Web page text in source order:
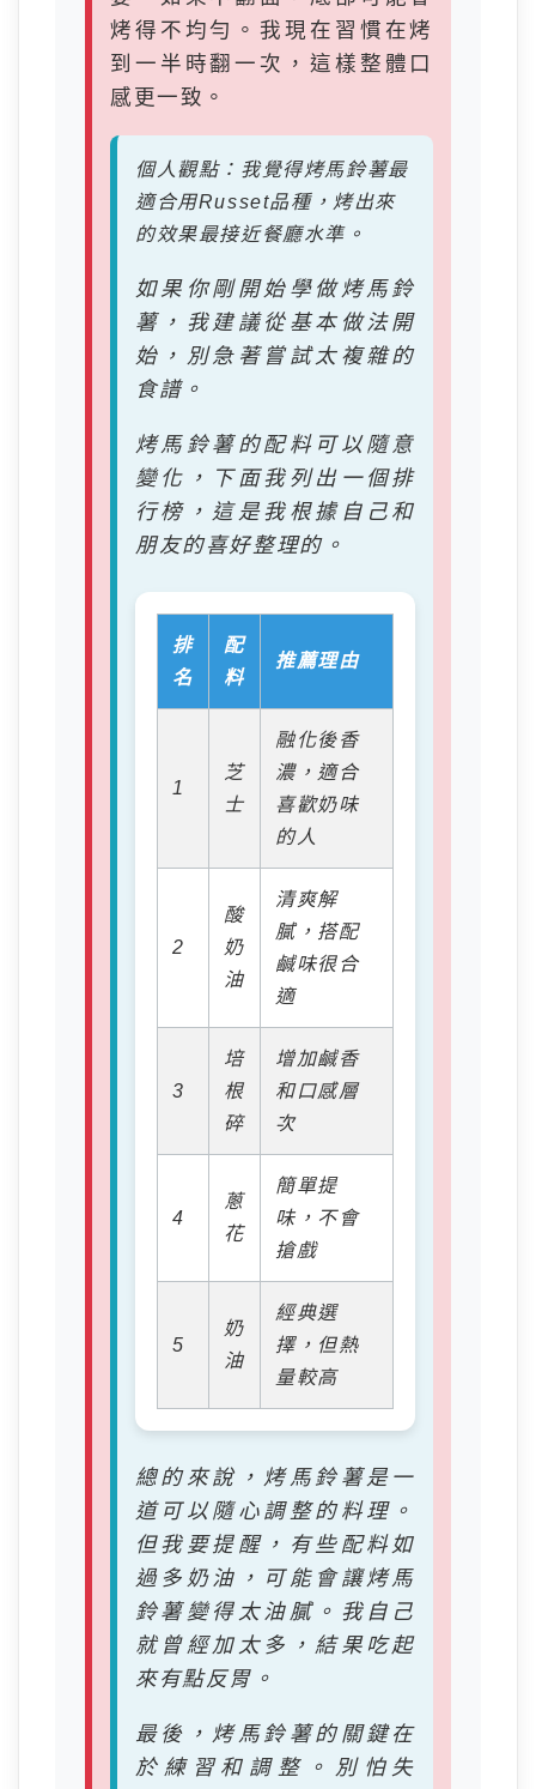
烤得不均勻。我現在習慣在烤
到一半時翻一次，這樣整體口
感更一致。
個人觀點：我覺得烤馬鈴薯最
適合用Russet品種，烤出來
的效果最接近餐廳水準。
如果你剛開始學做烤馬鈴
薯，我建議從基本做法開
始，別急著嘗試太複雜的
食譜。
烤馬鈴薯的配料可以隨意
變化，下面我列出一個排
行榜，這是我根據自己和
朋友的喜好整理的。
排
名
配
料
推薦理由
1
芝
士
融化後香
濃，適合
喜歡奶味
的人
2
酸
奶
油
清爽解
膩，搭配
鹹味很合
適
3
培
根
碎
增加鹹香
和口感層
次
4
蔥
花
簡單提
味，不會
搶戲
5
奶
油
經典選
擇，但熱
量較高
總的來說，烤馬鈴薯是一
道可以隨心調整的料理。
但我要提醒，有些配料如
過多奶油，可能會讓烤馬
鈴薯變得太油膩。我自己
就曾經加太多，結果吃起
來有點反胃。
最後，烤馬鈴薯的關鍵在
於練習和調整。別怕失